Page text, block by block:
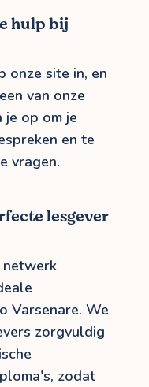
hulp bij
onze site in, en
van onze
op om je
en te
vragen.
lesgever
netwerk
Varsenare. We
zorgvuldig
zodat